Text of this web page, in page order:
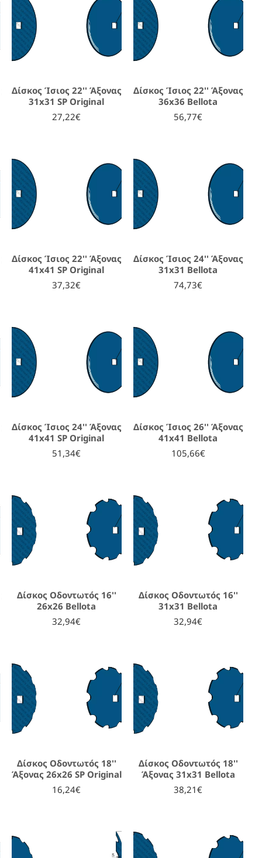
Δίσκος Ίσιος 22'' Άξονας
31x31 SP Original
27,22€
Δίσκος Ίσιος 22'' Άξονας
36x36 Bellota
56,77€
Δίσκος Ίσιος 22'' Άξονας
41x41 SP Original
37,32€
Δίσκος Ίσιος 24'' Άξονας
31x31 Bellota
74,73€
Δίσκος Ίσιος 24'' Άξονας
41x41 SP Original
51,34€
Δίσκος Ίσιος 26'' Άξονας
41x41 Bellota
105,66€
Δίσκος Οδοντωτός 16''
26x26 Bellota
32,94€
Δίσκος Οδοντωτός 16''
31x31 Bellota
32,94€
Δίσκος Οδοντωτός 18''
Άξονας 26x26 SP Original
16,24€
Δίσκος Οδοντωτός 18''
Άξονας 31x31 Bellota
38,21€